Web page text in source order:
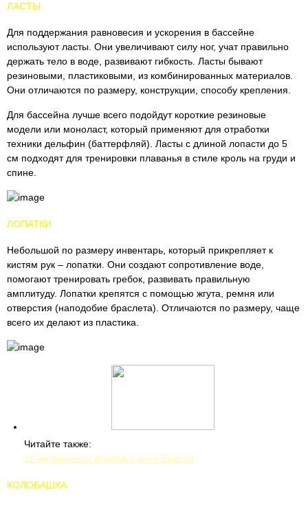
ЛАСТЫ
Для поддержания равновесия и ускорения в бассейне
используют ласты. Они увеличивают силу ног, учат правильно
держать тело в воде, развивают гибкость. Ласты бывают
резиновыми, пластиковыми, из комбинированных материалов.
Они отличаются по размеру, конструкции, способу крепления.
Для бассейна лучше всего подойдут короткие резиновые
модели или моноласт, который применяют для отработки
техники дельфин (баттерфляй). Ласты с длиной лопасти до 5
см подходят для тренировки плаванья в стиле кроль на груди и
спине.
ЛОПАТКИ
Небольшой по размеру инвентарь, который прикрепляет к
кистям рук – лопатки. Они создают сопротивление воде,
помогают тренировать гребок, развивать правильную
амплитуду. Лопатки крепятся с помощью жгута, ремня или
отверстия (наподобие браслета). Отличаются по размеру, чаще
всего их делают из пластика.
Читайте также:
10 интересных фактов о реке Енисей
КОЛОБАШКА